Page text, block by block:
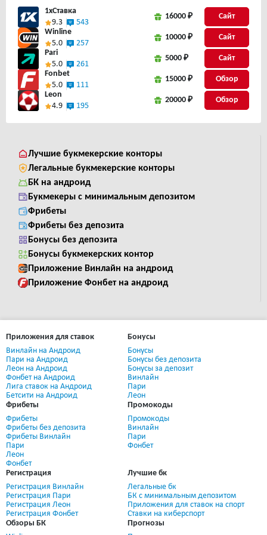
1xСтавка
9.3
543
16000 ₽
Сайт
Winline
5.0
257
10000 ₽
Сайт
Pari
5.0
261
5000 ₽
Сайт
Fonbet
5.0
111
15000 ₽
Leon
4.9
195
20000 ₽
Лучшие букмекерские конторы
Легальные букмекерские конторы
БК на андроид
Букмекеры с минимальным депозитом
Фрибеты
Фрибеты без депозита
Бонусы без депозита
Бонусы букмекерских контор
Приложение Винлайн на андроид
Приложение Фонбет на андроид
Приложения для ставок
Винлайн на Андроид
Пари на Андроид
Леон на Андроид
Фонбет на Андроид
Лига ставок на Андроид
Бетсити на Андроид
Бонусы
Бонусы
Бонусы без депозита
Бонусы за депозит
Винлайн
Пари
Леон
Фрибеты
Фрибеты
Фрибеты без депозита
Фрибеты Винлайн
Пари
Леон
Фонбет
Промокоды
Промокоды
Винлайн
Пари
Фонбет
Регистрация
Регистрация Винлайн
Регистрация Пари
Регистрация Леон
Регистрация Фонбет
Лучшие бк
Легальные бк
БК с минимальным депозитом
Приложения для ставок на спорт
Ставки на киберспорт
Обзоры БК
Прогнозы